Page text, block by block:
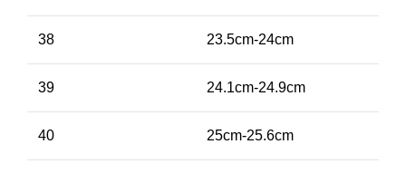
38 23.5cm-24cm
39 24.1cm-24.9cm
40 25cm-25.6cm